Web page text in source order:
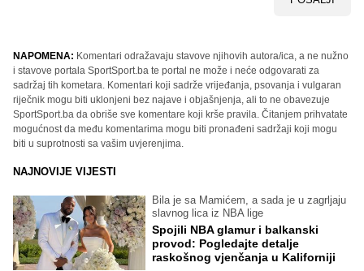
NAPOMENA: Komentari odražavaju stavove njihovih autora/ica, a ne nužno
i stavove portala SportSport.ba te portal ne može i neće odgovarati za
sadržaj tih kometara. Komentari koji sadrže vrijeđanja, psovanja i vulgaran
riječnik mogu biti uklonjeni bez najave i objašnjenja, ali to ne obavezuje
SportSport.ba da obriše sve komentare koji krše pravila. Čitanjem prihvatate
mogućnost da među komentarima mogu biti pronađeni sadržaji koji mogu
biti u suprotnosti sa vašim uvjerenjima.
NAJNOVIJE VIJESTI
Bila je sa Mamićem, a sada je u zagrljaju
slavnog lica iz NBA lige
Spojili NBA glamur i balkanski
provod: Pogledajte detalje
raskošnog vjenčanja u Kaliforniji